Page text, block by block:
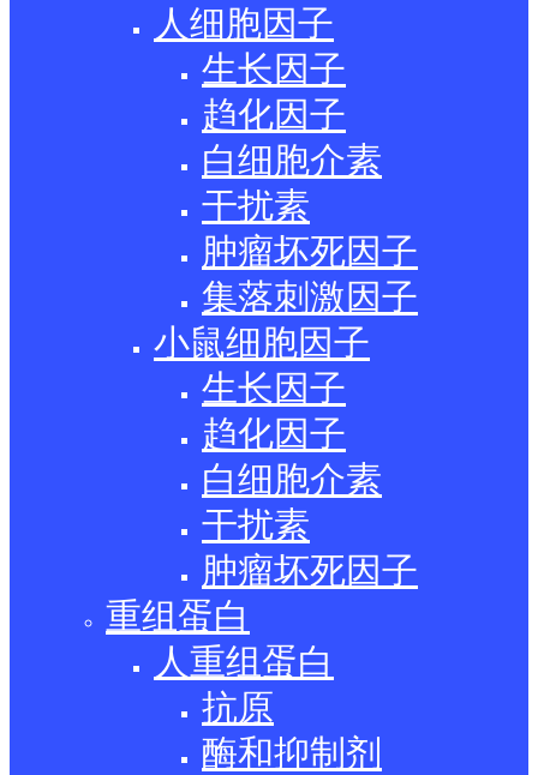
人细胞因子
生长因子
趋化因子
白细胞介素
干扰素
肿瘤坏死因子
集落刺激因子
小鼠细胞因子
生长因子
趋化因子
白细胞介素
干扰素
肿瘤坏死因子
重组蛋白
人重组蛋白
抗原
酶和抑制剂